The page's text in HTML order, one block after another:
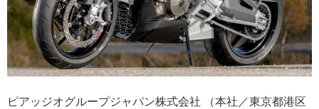
ピアッジオグループジャパン株式会社 （本社／東京都港区